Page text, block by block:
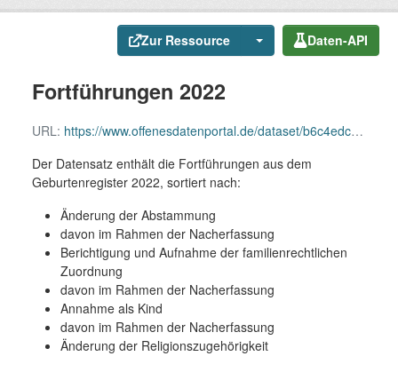
Zur Ressource Daten-API
Fortführungen 2022
URL: https://www.offenesdatenportal.de/dataset/b6c4edca-62e9-419a-9f3b-7982c1a3aacc/resource/8b4ca870-cbad-433d-a726-990bb20ca153/download/fortfuhrungen-2022.csv
Der Datensatz enthält die Fortführungen aus dem
Geburtenregister 2022, sortiert nach:
Änderung der Abstammung
davon im Rahmen der Nacherfassung
Berichtigung und Aufnahme der familienrechtlichen
Zuordnung
davon im Rahmen der Nacherfassung
Annahme als Kind
davon im Rahmen der Nacherfassung
Änderung der Religionszugehörigkeit